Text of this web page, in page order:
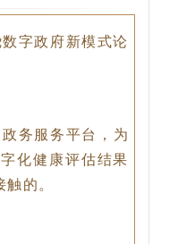
字政府新模式论
务服务平台，为
化健康评估结果
的。